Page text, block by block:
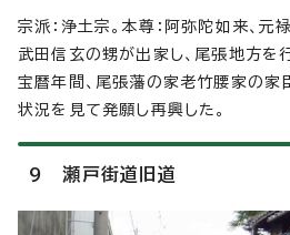
宗派：浄土宗。本尊：阿弥陀如来、
武田信玄の甥が出家し、尾張地方を
宝暦年間、尾張藩の家老竹腰家の家
状況を見て発願し再興した。
9 瀬戸街道旧道